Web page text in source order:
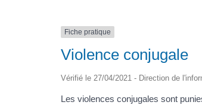
Fiche pratique
Violence conjugale
Vérifié le 27/04/2021 - Direction de
Les violences conjugales sont